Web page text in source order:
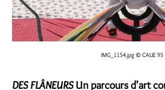
IMG_1154.jpg © CAUE
DES FLÂNEURS Un parcours d'art